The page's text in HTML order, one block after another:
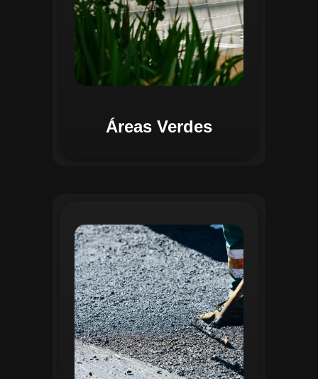
Áreas Verdes
Na Gestão de Pavimentação, o Regente
oferece ferramentas para mapear, avaliar
e monitorar a infraestrutura viária. O
sistema permite registrar condições dos
pavimentos, identificar áreas críticas e
planejar ações de manutenção preventiva
e corretiva. Com o auxílio do
geoprocessamento, é possível gerar
mapas detalhados que facilitam a
priorização de intervenções, otimizando
recursos e assegurando maior
durabilidade das vias. Relatórios
personalizáveis garantem transparência e
suporte na tomada de decisões
estratégicas.